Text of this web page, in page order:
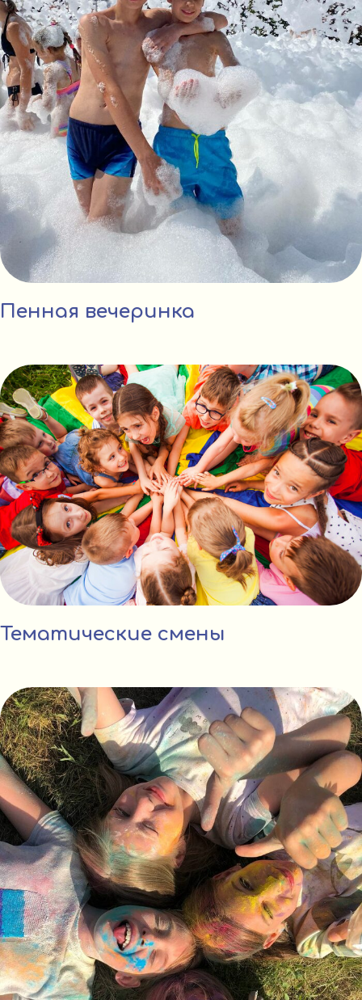
Пенная вечеринка
Тематические смены